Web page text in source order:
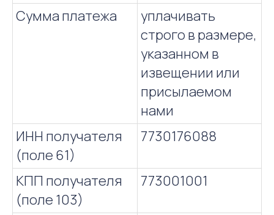
Сумма платежа
уплачивать
строго в размере,
указанном в
извещении или
присылаемом
нами
ИНН получателя
(поле 61)
7730176088
КПП получателя
(поле 103)
773001001